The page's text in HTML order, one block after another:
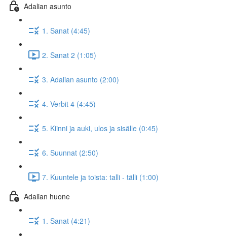
Adalian asunto
1. Sanat (4:45)
2. Sanat 2 (1:05)
3. Adalian asunto (2:00)
4. Verbit 4 (4:45)
5. Kiinni ja auki, ulos ja sisälle (0:45)
6. Suunnat (2:50)
7. Kuuntele ja toista: talli - tälli (1:00)
Adalian huone
1. Sanat (4:21)